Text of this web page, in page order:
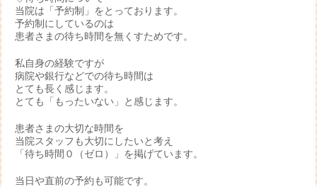
当院は「予約制」をとっております。
予約制にしているのは
患者さまの待ち時間を無くすためです。
私自身の経験ですが
病院や銀行などでの待ち時間は
とても長く感じます。
とても「もったいない」と感じます。
患者さまの大切な時間を
当院スタッフも大切にしたいと考え
「待ち時間０（ゼロ）」を掲げています。
当日や直前の予約も可能です。